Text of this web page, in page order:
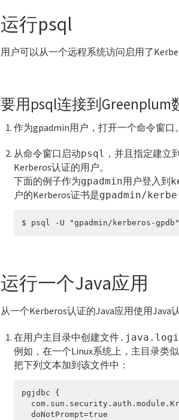
运行psql
用户可以从一个远程系统访问启用了
要用psql连接到Greenplum
作为gpadmin用户，打开一个命令窗口。
从命令窗口启动psql ，并且指定建立
Kerberos认证的用户。
下面的例子作为gpadmin用户登入到
户的Kerberos证书是gpadmin/
$ psql -U "gpadmin/kerberos-
运行一个Java应用
从一个Kerberos认证的Java应用使用Java
在用户主目录中创建文件
例如，在一个Linux系统上，主目录类
把下列文本加到该文件中：
pgjdbc {
doNotPrompt=true